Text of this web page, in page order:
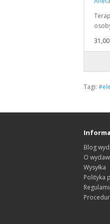
31,00
Tagi:
Blog
O
Wysyłka
Polityka